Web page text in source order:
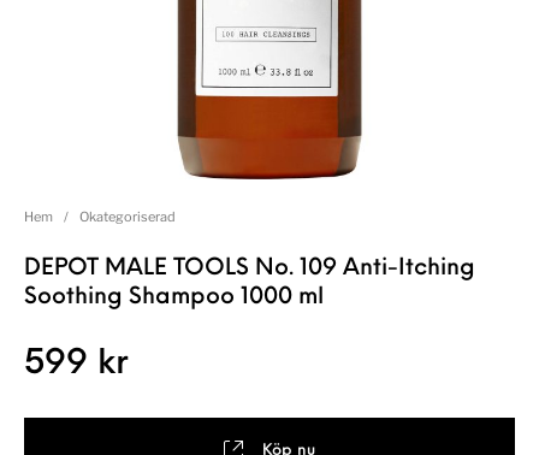
Hem / Okategoriserad
DEPOT MALE TOOLS No. 109 Anti-Itching
Soothing Shampoo 1000 ml
599 kr
Köp nu